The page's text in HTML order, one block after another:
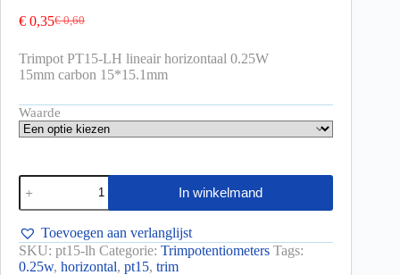
€0,60
€ 0,35
Trimpot PT15-LH lineair horizontaal 0.25W
15mm carbon 15*15.1mm
Waarde
In winkelmand
Toevoegen aan verlanglijst
SKU: pt15-lh Categorie: Trimpotentiometers Tags:
0.25w, horizontal, pt15, trim